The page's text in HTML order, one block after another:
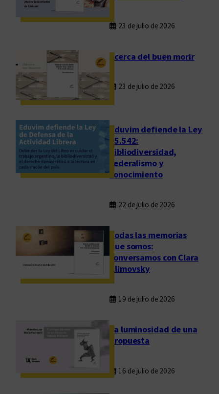
a
o
g
f
a
d
e
l
o
p
s
23 de julio de 2026
Acerca del buen morir
23 de julio de 2026
Eduvim defiende la Ley
25.542:
bibliodiversidad,
federalismo y
conocimiento
22 de julio de 2026
Todas las memorias
que somos:
conversamos con Clara
Klimovsky
19 de julio de 2026
La luminosidad de una
propuesta
16 de julio de 2026